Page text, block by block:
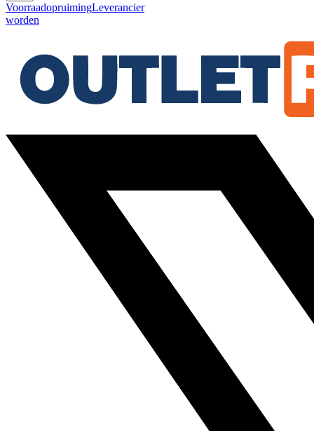
VoorraadopruimingLeverancier
worden